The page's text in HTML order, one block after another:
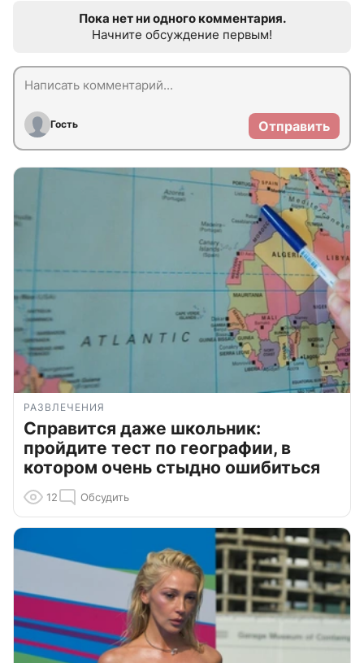
Пока нет ни одного комментария.
Начните обсуждение первым!
Гость Отправить
РАЗВЛЕЧЕНИЯ
Справится даже школьник:
пройдите тест по географии, в
котором очень стыдно ошибиться
12 Обсудить